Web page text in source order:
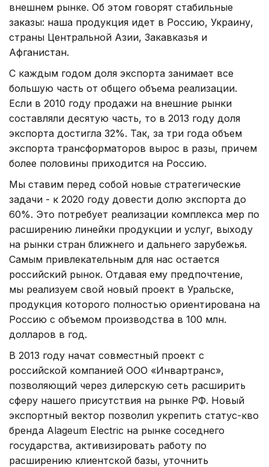
внешнем рынке. Об этом говорят стабильные
заказы: наша продукция идет в Россию, Украину,
страны Центральной Азии, Закавказья и
Афганистан.
С каждым годом доля экспорта занимает все
большую часть от общего объема реализации.
Если в 2010 году продажи на внешние рынки
составляли десятую часть, то в 2013 году доля
экспорта достигла 32%. Так, за три года объем
экспорта трансформаторов вырос в разы, причем
более половины приходится на Россию.
Мы ставим перед собой новые стратегические
задачи - к 2020 году довести долю экспорта до
60%. Это потребует реализации комплекса мер по
расширению линейки продукции и услуг, выходу
на рынки стран ближнего и дальнего зарубежья.
Самым привлекательным для нас остается
российский рынок. Отдавая ему предпочтение,
мы реализуем свой новый проект в Уральске,
продукция которого полностью ориентирована на
Россию с объемом производства в 100 млн.
долларов в год.
В 2013 году начат совместный проект с
российской компанией ООО «Инвартранс»,
позволяющий через дилерскую сеть расширить
сферу нашего присутствия на рынке РФ. Новый
экспортный вектор позволил укрепить статус-кво
бренда Alageum Electric на рынке соседнего
государства, активизировать работу по
расширению клиентской базы, уточнить